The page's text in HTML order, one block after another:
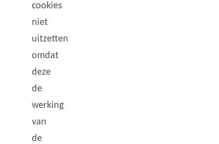
cookies
niet
uitzetten
omdat
deze
de
werking
van
de